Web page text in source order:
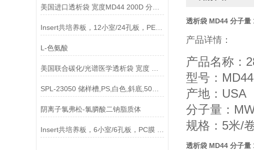
Insert共培养板，12小室/24孔板，PET 3um孔径，半透说明
L-色氨酸
SPL-23050 储样槽,PS,白色,斜底,50ml 單道,灭菌说明
阴离子氯弗松-氯膦酸二钠脂质体
透析袋 MD44 分子
产品详情：
产品名称：
型号：
产地：USA
分子量：
规格：5米/
透析袋 MD44 分子